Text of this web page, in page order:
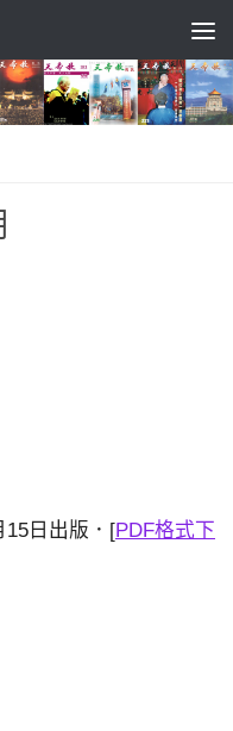
15日出版．[PDF格式下